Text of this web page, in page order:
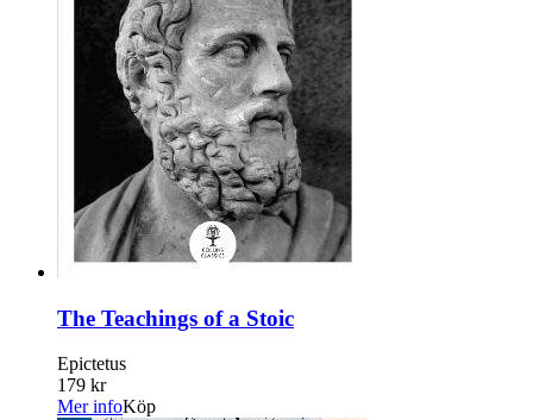
The Teachings of a Stoic
Epictetus
179 kr
Mer infoKöp